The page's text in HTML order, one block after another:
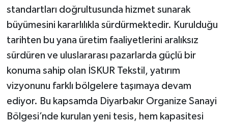
standartları doğrultusunda hizmet sunarak
büyümesini kararlılıkla sürdürmektedir. Kurulduğu
tarihten bu yana üretim faaliyetlerini aralıksız
sürdüren ve uluslararası pazarlarda güçlü bir
konuma sahip olan İSKUR Tekstil, yatırım
vizyonunu farklı bölgelere taşımaya devam
ediyor. Bu kapsamda Diyarbakır Organize Sanayi
Bölgesi’nde kurulan yeni tesis, hem kapasitesi